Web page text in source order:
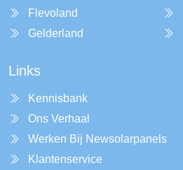
Flevoland
Gelderland
Links
Kennisbank
Ons Verhaal
Werken Bij Newsolarpanels
Klantenservice